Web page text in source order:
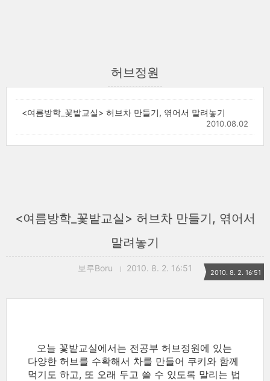
허브정원
<여름방학_꽃밭교실> 허브차 만들기, 엮어서 말려놓기
2010.08.02
<여름방학_꽃밭교실> 허브차 만들기, 엮어서
말려놓기
보루Boru 2010. 8. 2. 16:51 2010. 8. 2. 16:51
오늘 꽃밭교실에서는 전공부 허브정원에 있는
다양한 허브를 수확해서 차를 만들어 쿠키와 함께
먹기도 하고, 또 오래 두고 쓸 수 있도록 말리는 법